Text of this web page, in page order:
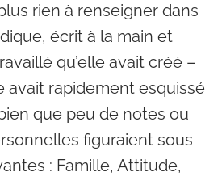
rien à renseigner dans
écrit à la main et
qu’elle avait créé –
avait rapidement esquissé
que peu de notes ou
figuraient sous
: Famille, Attitude,